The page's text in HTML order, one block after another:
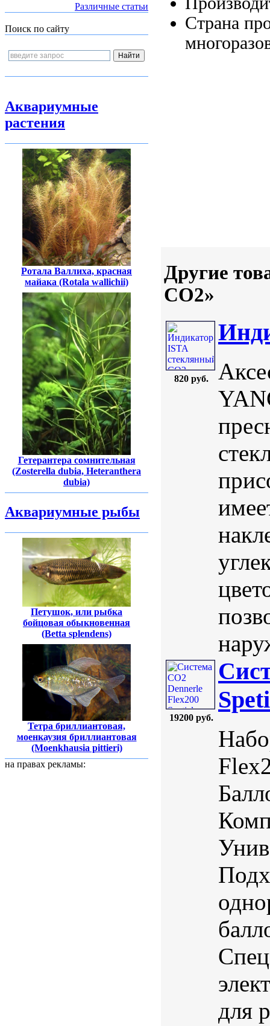
Различные статьи
Поиск по сайту
Аквариумные
растения
Ротала Валлиха, красная
майака (Rotala wallichii)
Гетерантера сомнительная
(Zosterella dubia, Heteranthera
dubia)
Аквариумные рыбы
Петушок, или рыбка
бойцовая обыкновенная
(Betta splendens)
Тетра бриллиантовая,
моенкаузия бриллиантовая
(Moenkhausia pittieri)
на правах рекламы:
Страна
Другие
CO2»
820 руб.
19200 руб.
для